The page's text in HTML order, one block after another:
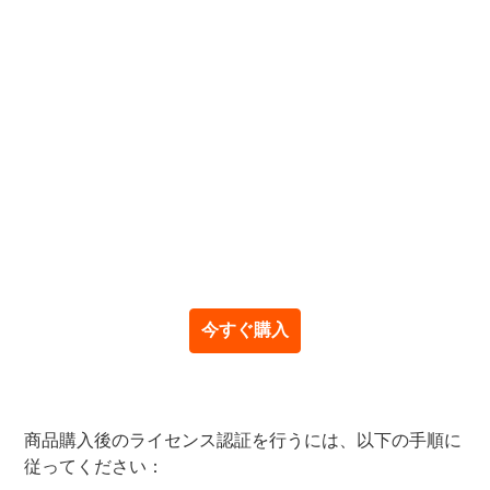
今すぐ購入
商品購入後のライセンス認証を行うには、以下の手順に
従ってください：